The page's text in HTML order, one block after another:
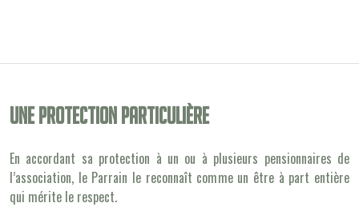
Une protection particulière
En accordant sa protection à un ou à plusieurs pensionnaires de
l’association, le Parrain le reconnaît comme un être à part entière
qui mérite le respect.